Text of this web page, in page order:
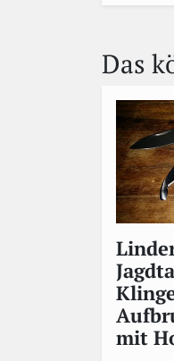
h
u
n,
ig
n
o
r
e
t
hi
s
fi
el
d
Das
mit